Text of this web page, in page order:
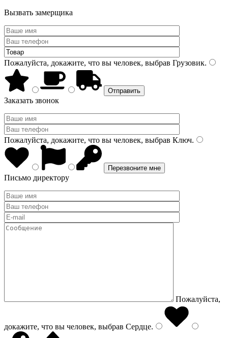
Вызвать замерщика
Пожалуйста, докажите, что вы человек, выбрав Грузовик.
Заказать звонок
Пожалуйста, докажите, что вы человек, выбрав Ключ.
Письмо директору
Пожалуйста,
докажите, что вы человек, выбрав Сердце.